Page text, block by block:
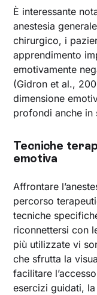
È interessante
anestesia
chirurgico, i
apprendimento
emotivamente
(Gidron et al.,
dimensione
profondi anche in
Tecniche
emotiva
Affrontare
percorso
tecniche
riconnettersi con
più utilizzate vi
che sfrutta la
facilitare
esercizi guidati,